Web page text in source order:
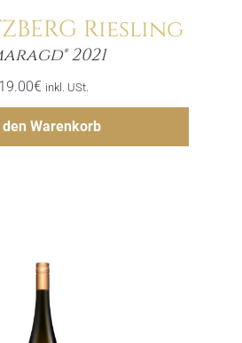
Riesling
2021
19.00€ inkl. USt.
den Warenkorb
Menge
Hinzufügen